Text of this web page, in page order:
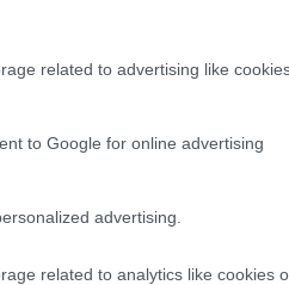
related to advertising like
to Google for online advertising
advertising.
related to analytics like cookies